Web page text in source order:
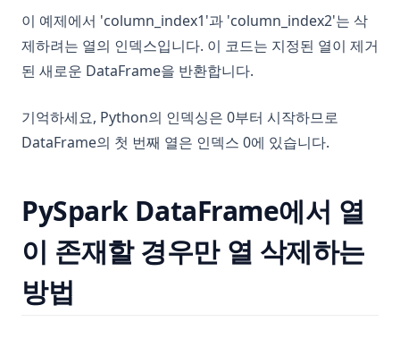
이 예제에서 'column_index1'과 'column_index2'는 삭
제하려는 열의 인덱스입니다. 이 코드는 지정된 열이 제거
된 새로운 DataFrame을 반환합니다.
기억하세요, Python의 인덱싱은 0부터 시작하므로
DataFrame의 첫 번째 열은 인덱스 0에 있습니다.
PySpark DataFrame에서 열
이 존재할 경우만 열 삭제하는
방법